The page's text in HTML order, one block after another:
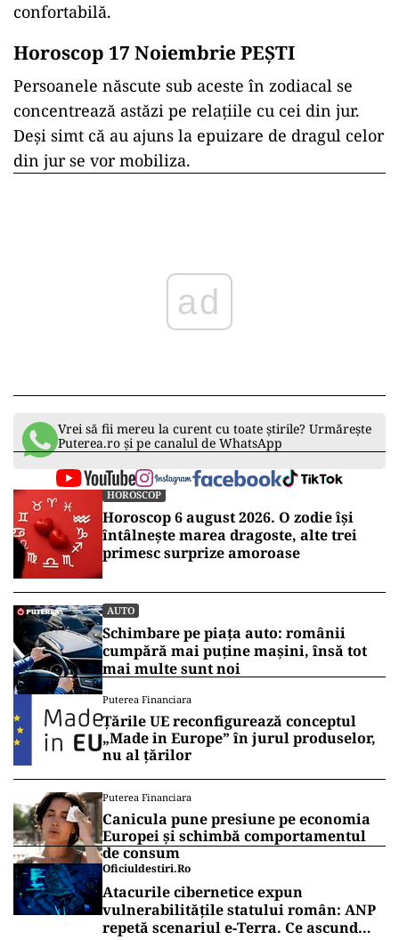
confortabilă.
Horoscop 17 Noiembrie PEȘTI
Persoanele născute sub aceste în zodiacal se
concentrează astăzi pe relațiile cu cei din jur.
Deși simt că au ajuns la epuizare de dragul celor
din jur se vor mobiliza.
ad
Vrei să fii mereu la curent cu toate știrile? Urmărește
Puterea.ro și pe canalul de WhatsApp
HOROSCOP
Horoscop 6 august 2026. O zodie își
întâlnește marea dragoste, alte trei
primesc surprize amoroase
AUTO
Schimbare pe piața auto: românii
cumpără mai puține mașini, însă tot
mai multe sunt noi
Puterea Financiara
Țările UE reconfigurează conceptul
„Made in Europe” în jurul produselor,
nu al țărilor
Puterea Financiara
Canicula pune presiune pe economia
Europei și schimbă comportamentul
de consum
Oficiuldestiri.ro
Atacurile cibernetice expun
vulnerabilitățile statului român: ANP
repetă scenariul e‑Terra. Ce ascund